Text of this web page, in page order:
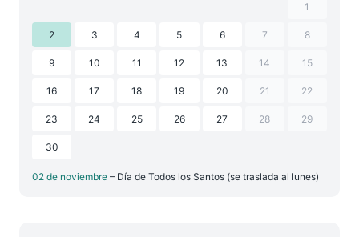
1
2 3 4 5 6 7 8
9 10 11 12 13 14 15
16 17 18 19 20 21 22
23 24 25 26 27 28 29
30
02 de noviembre – Día de Todos los Santos (se traslada al lunes)